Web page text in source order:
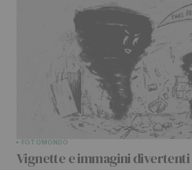
FOTOMONDO
Vignette e immagini divertenti